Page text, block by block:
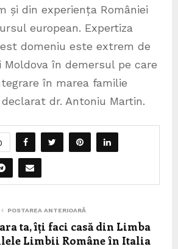
și din experiența României
european. Expertiza
domeniu este extrem de
în demersul pe care
în marea familie
declarat dr. Antoniu Martin.
POSTAREA ANTERIOARĂ
ta, îți faci casă din Limba
Limbii Române în Italia